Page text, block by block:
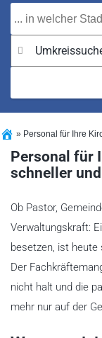
» Personal für Ihre
Personal für
schneller
Ob Pastor,
Verwaltungskraft:
besetzen, ist heute
Der
nicht halt und die
mehr nur auf der